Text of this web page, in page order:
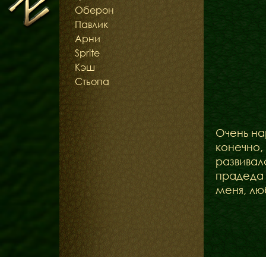
Оберон
Павлик
Арни
Sprite
Кэш
Стьопа
Очень
прадеда
меня,